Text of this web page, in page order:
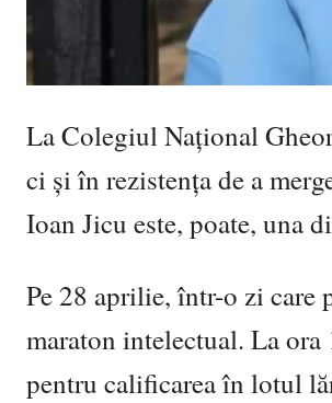
LaColegiul Național
ci și în rezistența de a
Ioan Jicu este, poate, una
Pe 28 aprilie, într-o zi
maraton intelectual. La
pentru calificarea în lotul